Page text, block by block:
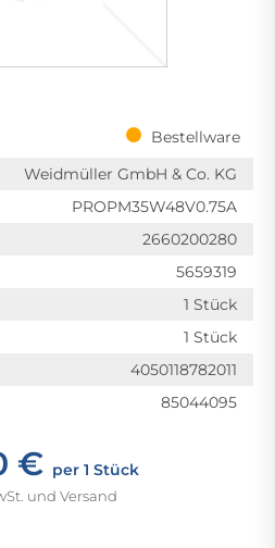
Bestellware
Weidmüller GmbH & Co. KG
PROPM35W48V0.75A
2660200280
5659319
1 Stück
1 Stück
4050118782011
85044095
€ per 1 Stück
und Versand